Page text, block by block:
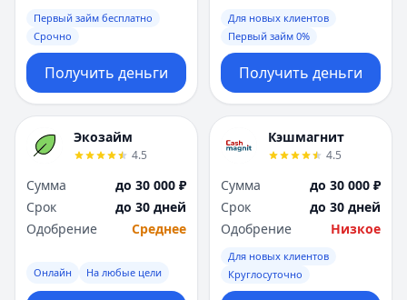
Первый займ бесплатно
Срочно
Получить деньги
Для новых клиентов
Первый займ 0%
Получить деньги
Экозайм
4.5
Сумма
до 30 000 ₽
Срок
до 30 дней
Одобрение
Среднее
Онлайн На любые цели
Кэшмагнит
4.5
Сумма
до 30 000 ₽
Срок
до 30 дней
Одобрение
Низкое
Для новых клиентов
Круглосуточно